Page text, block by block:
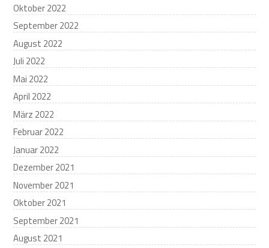
Oktober 2022
September 2022
August 2022
Juli 2022
Mai 2022
April 2022
März 2022
Februar 2022
Januar 2022
Dezember 2021
November 2021
Oktober 2021
September 2021
August 2021